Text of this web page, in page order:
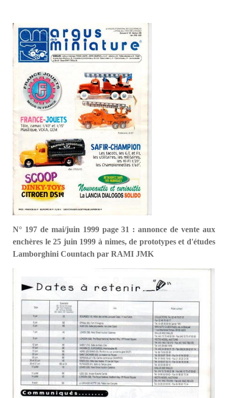
N° 197 de mai/juin 1999 page 31 : annonce de vente aux
enchères le 25 juin 1999 à nimes, de prototypes et d'études
Lamborghini Countach par RAMI JMK